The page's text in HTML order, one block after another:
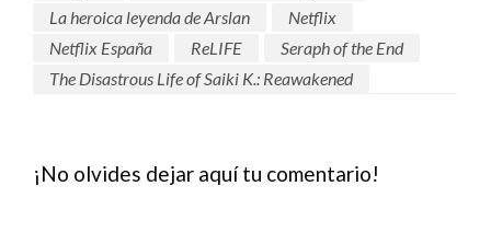
La heroica leyenda de Arslan
Netflix
Netflix España
ReLIFE
Seraph of the End
The Disastrous Life of Saiki K.: Reawakened
¡No olvides dejar aquí tu comentario!